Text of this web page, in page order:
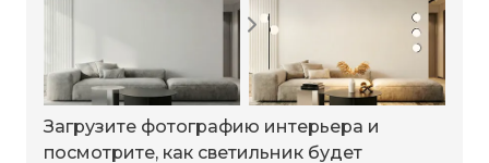
Загрузите фотографию интерьера и
посмотрите, как светильник будет